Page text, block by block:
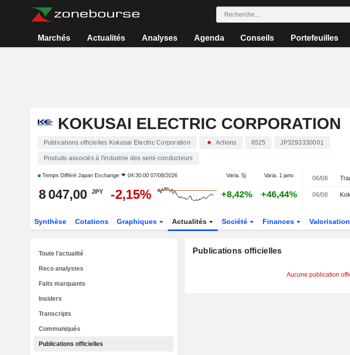
Marchés Actualités Analyses Agenda Conseils Portefeuilles
KOKUSAI ELECTRIC CORPORATION
Publications officielles Kokusai Electric Corporation Actions 6525 JP3293330001
Produits associés à l'industrie des semi-conducteurs
Temps Différé Japan Exchange 04:30:00 07/08/2026 Varia. 5j. Varia. 1 janv.
8 047,00 JPY -2,15% +8,42% +46,44%
06/08
06/08
Synthèse Cotations Graphiques Actualités Société Finances Valorisation
Publications officielles
Aucune publication
Toute l'actualité
Reco analystes
Faits marquants
Insiders
Transcripts
Communiqués
Publications officielles